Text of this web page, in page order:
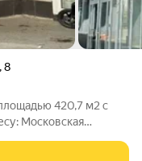
,8
420,7 м2 с
Московская
домов. Помещение